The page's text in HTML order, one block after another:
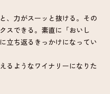
、力がスーッと抜ける。その
スできる。素直に「おいし
立ち返るきっかけになってい
るようなワイナリーになりた